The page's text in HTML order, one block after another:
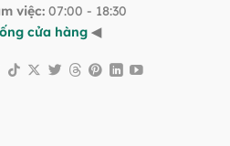
việc: 07:00 - 18:30
cửa hàng ◀